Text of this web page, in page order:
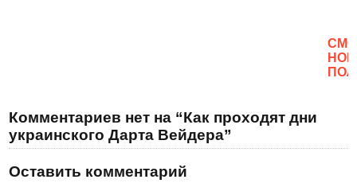
Комментариев нет на “Как проходят дни
украинского Дарта Вейдера”
Оставить комментарий